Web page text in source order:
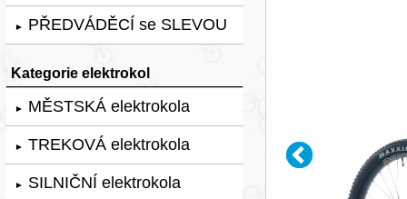
► PŘEDVÁDĚCÍ se SLEVOU
Kategorie elektrokol
► MĚSTSKÁ elektrokola
► TREKOVÁ elektrokola
► SILNIČNÍ elektrokola